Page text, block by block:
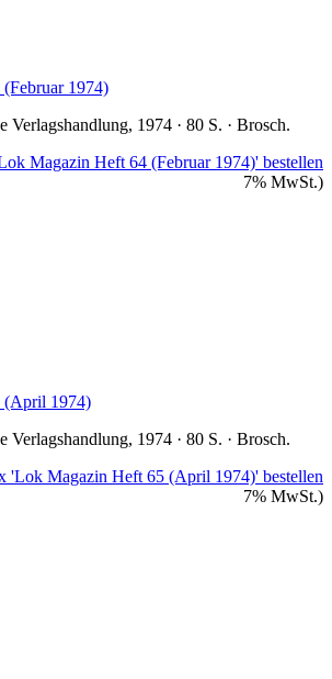
1974)
Verlagshandlung, 1974 · 80 S. · Brosch.
7% MwSt.)
(April 1974)
Verlagshandlung, 1974 · 80 S. · Brosch.
7% MwSt.)